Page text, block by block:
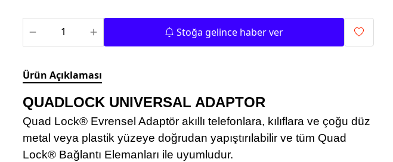
Stoğa gelince haber ver
Ürün Açıklaması
QUADLOCK UNIVERSAL ADAPTOR
Quad Lock® Evrensel Adaptör akıllı telefonlara, kılıflara ve çoğu düz
metal veya plastik yüzeye doğrudan yapıştırılabilir ve tüm Quad
Lock® Bağlantı Elemanları ile uyumludur.